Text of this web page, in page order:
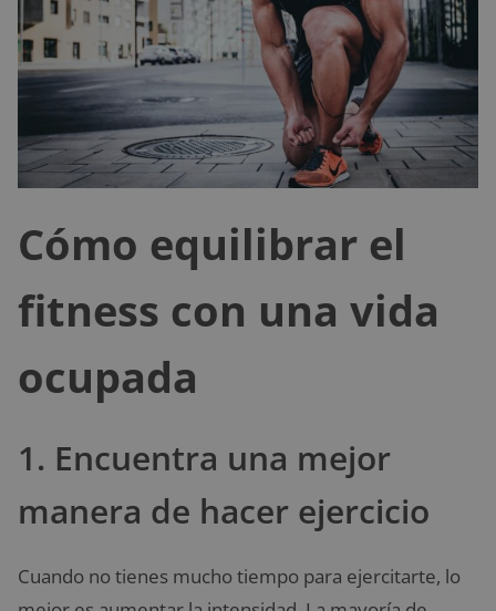
Cómo equilibrar el
fitness con una vida
ocupada
1. Encuentra una mejor
manera de hacer ejercicio
Cuando no tienes mucho tiempo para ejercitarte, lo